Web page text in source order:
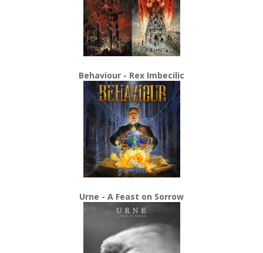
Behaviour - Rex Imbecilic
Urne - A Feast on Sorrow